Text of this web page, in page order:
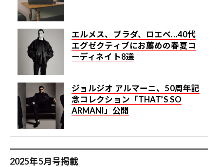
エルメス、プラダ、ロエベ…40代
エグゼクティブにお薦めの春夏コ
ーディネイト8選
ジョルジオ アルマーニ、50周年記
念コレクション「THAT’S SO
ARMANI」公開
2025年5月号掲載